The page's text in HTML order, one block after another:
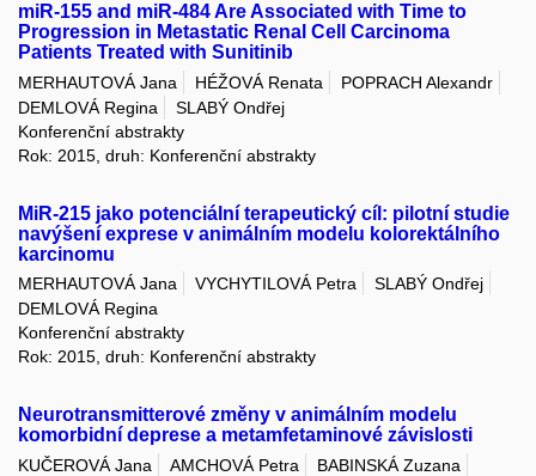
miR-155 and miR-484 Are Associated with Time to
Progression in Metastatic Renal Cell Carcinoma
Patients Treated with Sunitinib
MERHAUTOVÁ Jana HÉŽOVÁ Renata
POPRACH Alexandr
DEMLOVÁ Regina
SLABÝ Ondřej
Konferenční abstrakty
Rok: 2015, druh: Konferenční abstrakty
MiR-215 jako potenciální terapeutický cíl: pilotní studie
navýšení exprese v animálním modelu kolorektálního
karcinomu
MERHAUTOVÁ Jana VYCHYTILOVÁ Petra
SLABÝ Ondřej
DEMLOVÁ Regina
Konferenční abstrakty
Rok: 2015, druh: Konferenční abstrakty
Neurotransmitterové změny v animálním modelu
komorbidní deprese a metamfetaminové závislosti
KUČEROVÁ Jana AMCHOVÁ Petra
BABINSKÁ Zuzana